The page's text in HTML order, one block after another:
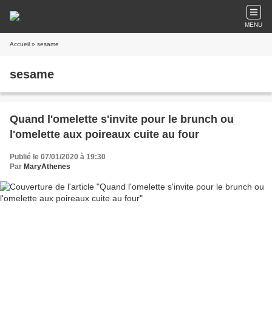
MENU
Accueil » sesame
sesame
Quand l'omelette s'invite pour le brunch ou
l'omelette aux poireaux cuite au four
Publié le 07/01/2020 à 19:30
Par MaryAthenes